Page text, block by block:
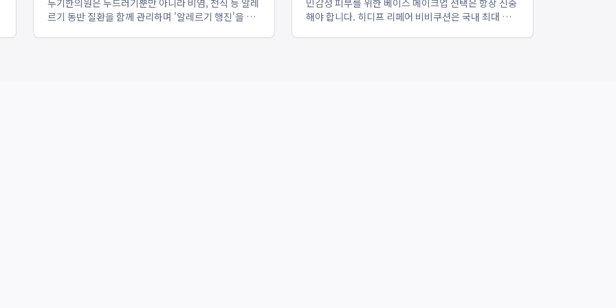
두기한의원은 두드러기뿐만 아니라 비염, 천식 등 알레
르기 동반 질환을 함께 관리하며 '알레르기 행진'을 효
민감성 피부를 위한 베이스 메이크업 선택은 항상 신중
해야 합니다. 히디프 리페어 비비쿠션은 국내 최대 제